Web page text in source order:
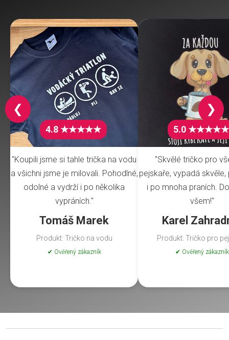
4.8 ★★★★★
"Koupili jsme si tahle trička na vodu
a všichni jsme je milovali. Pohodlné,
odolné a vydrží i po několika
vypráních."
Tomáš Marek
Produkt: Tričko na vodu
✔ Ověřený zákazník
5.0 ★★★★★
"Skvělé tričko pro
pejskaře, vypadá
i po mnoha praních.
všem!"
Karel
Produkt: Tričko pro
✔ Ověřený zákazník
❮ ❯